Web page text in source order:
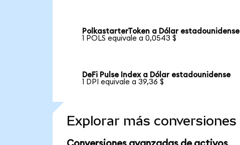
PolkastarterToken a Dólar estadounidense
1 POLS equivale a 0,0543 $
DeFi Pulse Index a Dólar estadounidense
1 DPI equivale a 39,36 $
Explorar más conversiones